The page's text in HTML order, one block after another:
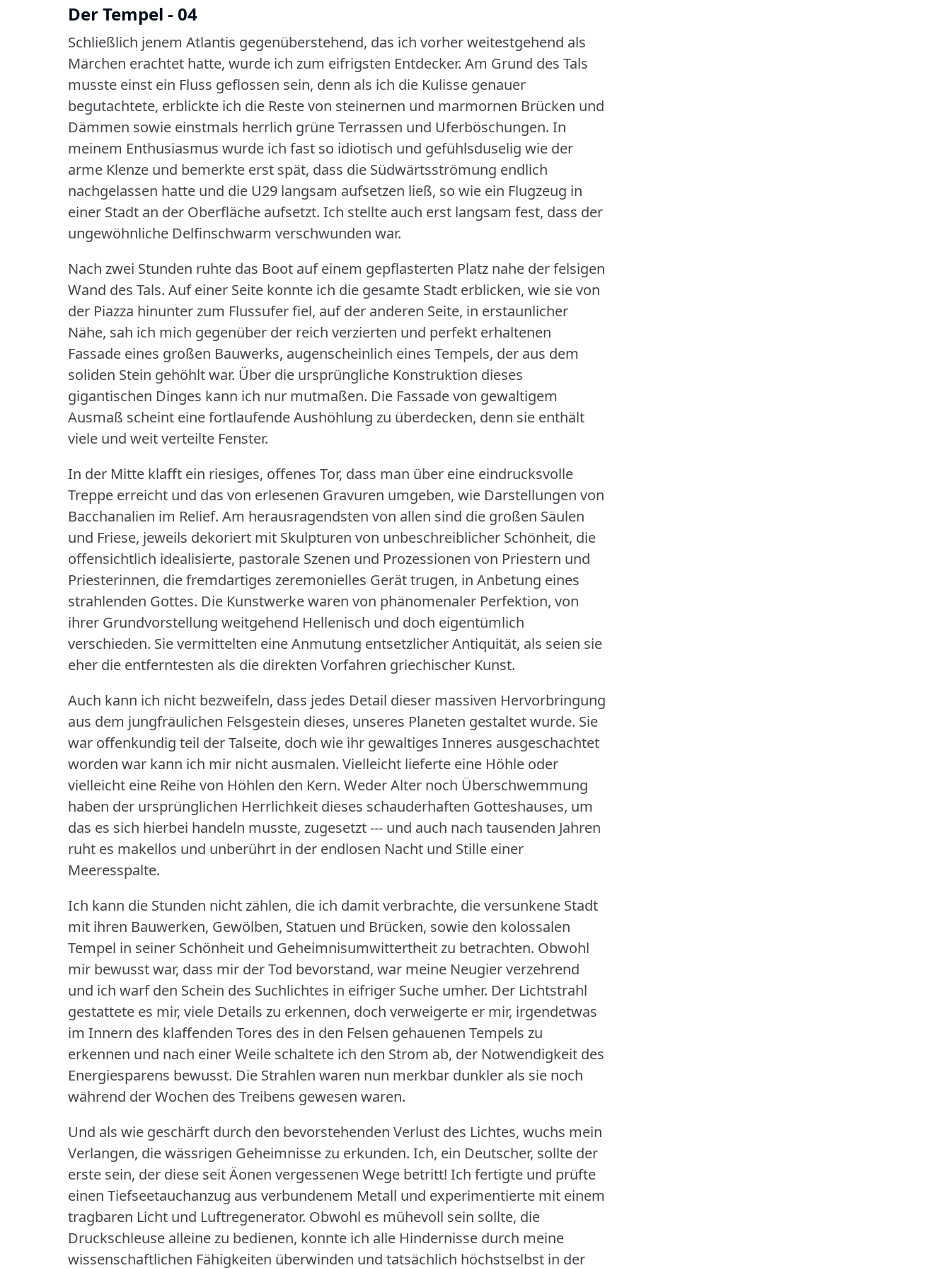
Der Tempel - 04
Schließlich jenem Atlantis gegenüberstehend, das ich vorher weitestgehend als
Märchen erachtet hatte, wurde ich zum eifrigsten Entdecker. Am Grund des Tals
musste einst ein Fluss geflossen sein, denn als ich die Kulisse genauer
begutachtete, erblickte ich die Reste von steinernen und marmornen Brücken und
Dämmen sowie einstmals herrlich grüne Terrassen und Uferböschungen. In
meinem Enthusiasmus wurde ich fast so idiotisch und gefühlsduselig wie der
arme Klenze und bemerkte erst spät, dass die Südwärtsströmung endlich
nachgelassen hatte und die U29 langsam aufsetzen ließ, so wie ein Flugzeug in
einer Stadt an der Oberfläche aufsetzt. Ich stellte auch erst langsam fest, dass der
ungewöhnliche Delfinschwarm verschwunden war.
Nach zwei Stunden ruhte das Boot auf einem gepflasterten Platz nahe der felsigen
Wand des Tals. Auf einer Seite konnte ich die gesamte Stadt erblicken, wie sie von
der Piazza hinunter zum Flussufer fiel, auf der anderen Seite, in erstaunlicher
Nähe, sah ich mich gegenüber der reich verzierten und perfekt erhaltenen
Fassade eines großen Bauwerks, augenscheinlich eines Tempels, der aus dem
soliden Stein gehöhlt war. Über die ursprüngliche Konstruktion dieses
gigantischen Dinges kann ich nur mutmaßen. Die Fassade von gewaltigem
Ausmaß scheint eine fortlaufende Aushöhlung zu überdecken, denn sie enthält
viele und weit verteilte Fenster.
In der Mitte klafft ein riesiges, offenes Tor, dass man über eine eindrucksvolle
Treppe erreicht und das von erlesenen Gravuren umgeben, wie Darstellungen von
Bacchanalien im Relief. Am herausragendsten von allen sind die großen Säulen
und Friese, jeweils dekoriert mit Skulpturen von unbeschreiblicher Schönheit, die
offensichtlich idealisierte, pastorale Szenen und Prozessionen von Priestern und
Priesterinnen, die fremdartiges zeremonielles Gerät trugen, in Anbetung eines
strahlenden Gottes. Die Kunstwerke waren von phänomenaler Perfektion, von
ihrer Grundvorstellung weitgehend Hellenisch und doch eigentümlich
verschieden. Sie vermittelten eine Anmutung entsetzlicher Antiquität, als seien sie
eher die entferntesten als die direkten Vorfahren griechischer Kunst.
Auch kann ich nicht bezweifeln, dass jedes Detail dieser massiven Hervorbringung
aus dem jungfräulichen Felsgestein dieses, unseres Planeten gestaltet wurde. Sie
war offenkundig teil der Talseite, doch wie ihr gewaltiges Inneres ausgeschachtet
worden war kann ich mir nicht ausmalen. Vielleicht lieferte eine Höhle oder
vielleicht eine Reihe von Höhlen den Kern. Weder Alter noch Überschwemmung
haben der ursprünglichen Herrlichkeit dieses schauderhaften Gotteshauses, um
das es sich hierbei handeln musste, zugesetzt --- und auch nach tausenden Jahren
ruht es makellos und unberührt in der endlosen Nacht und Stille einer
Meeresspalte.
Ich kann die Stunden nicht zählen, die ich damit verbrachte, die versunkene Stadt
mit ihren Bauwerken, Gewölben, Statuen und Brücken, sowie den kolossalen
Tempel in seiner Schönheit und Geheimnisumwittertheit zu betrachten. Obwohl
mir bewusst war, dass mir der Tod bevorstand, war meine Neugier verzehrend
und ich warf den Schein des Suchlichtes in eifriger Suche umher. Der Lichtstrahl
gestattete es mir, viele Details zu erkennen, doch verweigerte er mir, irgendetwas
im Innern des klaffenden Tores des in den Felsen gehauenen Tempels zu
erkennen und nach einer Weile schaltete ich den Strom ab, der Notwendigkeit des
Energiesparens bewusst. Die Strahlen waren nun merkbar dunkler als sie noch
während der Wochen des Treibens gewesen waren.
Und als wie geschärft durch den bevorstehenden Verlust des Lichtes, wuchs mein
Verlangen, die wässrigen Geheimnisse zu erkunden. Ich, ein Deutscher, sollte der
erste sein, der diese seit Äonen vergessenen Wege betritt! Ich fertigte und prüfte
einen Tiefseetauchanzug aus verbundenem Metall und experimentierte mit einem
tragbaren Licht und Luftregenerator. Obwohl es mühevoll sein sollte, die
Druckschleuse alleine zu bedienen, konnte ich alle Hindernisse durch meine
wissenschaftlichen Fähigkeiten überwinden und tatsächlich höchstselbst in der